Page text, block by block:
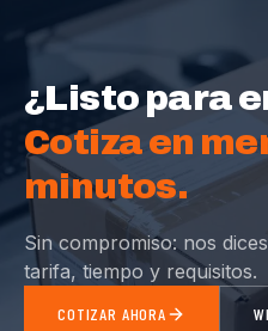
¿Listo para
Cotiza en
minutos.
Sin compromiso: nos
tarifa, tiempo y requisitos.
COTIZAR AHORA